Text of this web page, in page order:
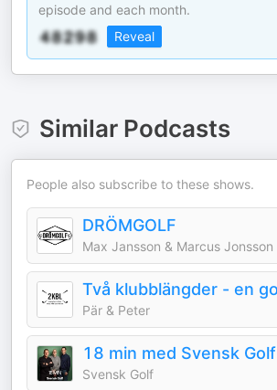
episode and each month.
Reveal
Similar Podcasts
People also subscribe to these shows.
DRÖMGOLF
Max Jansson & Marcus Jonsson
Pär & Peter
18 min med Svensk Golf
Svensk Golf